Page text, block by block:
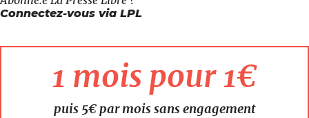
Connectez-vous via LPL
1 mois pour 1€
puis 5€ par mois sans engagement